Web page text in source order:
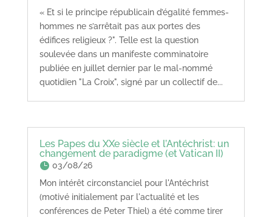
« Et si le principe républicain d’égalité femmes-
hommes ne s’arrêtait pas aux portes des
édifices religieux ?". Telle est la question
soulevée dans un manifeste comminatoire
publiée en juillet dernier par le mal-nommé
quotidien "La Croix", signé par un collectif de...
Les Papes du XXe siècle et l’Antéchrist: un
changement de paradigme (et Vatican II)
03/08/26
Mon intérêt circonstanciel pour l'Antéchrist
(motivé initialement par l'actualité et les
conférences de Peter Thiel) a été comme tirer